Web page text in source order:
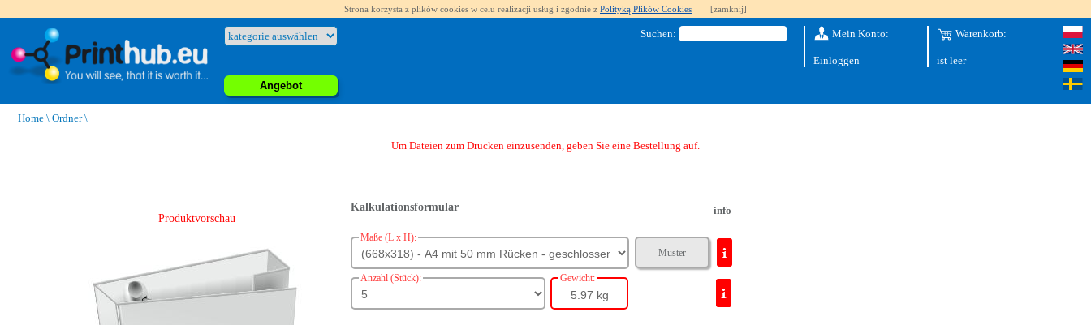
Strona korzysta z plików cookies w celu realizacji usług i zgodnie z Polityką Plików Cookies [zamknij]
Angebot
Suchen: Mein Konto:
Einloggen
Warenkorb:
ist leer
Home \ Ordner\
Um Dateien zum Drucken einzusenden, geben Sie eine Bestellung auf.
Produktvorschau
Kalkulationsformular info
Maße (L x H):
Muster
Anzahl (Stück): Gewicht:
5.97 kg